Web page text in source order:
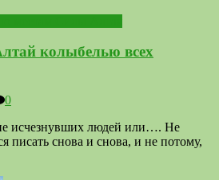
колыбелью всех
0
исчезнувших людей или…. Не
писать снова и снова, и не потому,